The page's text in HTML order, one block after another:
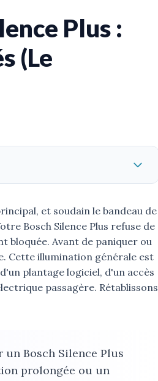
Plus :
(Le
et soudain le bandeau de
Bosch Silence Plus refuse de
bloquée. Avant de paniquer ou
Cette illumination générale est
plantage logiciel, d'un accès
passagère. Rétablissons
Bosch Silence Plus
prolongée ou un